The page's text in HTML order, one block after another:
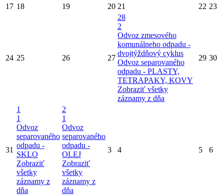
17 18 19 20 21 22 23
24 25 26 27
28
2
Odvoz zmesového
komunálneho odpadu -
dvojtýždňový cyklus
Odvoz separovaného
odpadu - PLASTY,
TETRAPAKY, KOVY
Zobraziť všetky
záznamy z dňa
29 30
31
1
1
Odvoz
separovaného
odpadu -
SKLO
Zobraziť
všetky
záznamy z
dňa
2
1
Odvoz
separovaného
odpadu -
OLEJ
Zobraziť
všetky
záznamy z
dňa
3 4 5 6